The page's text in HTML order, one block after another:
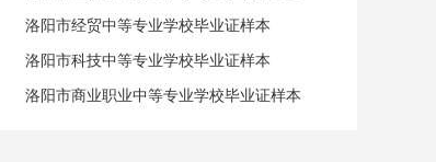
样本
洛阳市经贸中等专业学校毕业证样本
洛阳市科技中等专业学校毕业证样本
洛阳市商业职业中等专业学校毕业证样本